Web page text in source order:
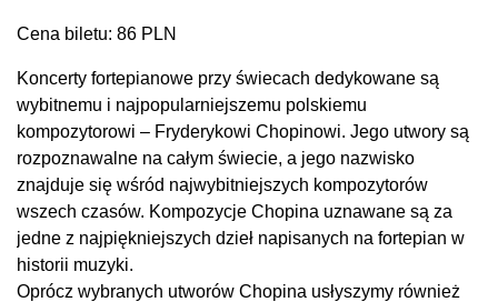
Cena biletu: 86 PLN
Koncerty fortepianowe przy świecach dedykowane są
wybitnemu i najpopularniejszemu polskiemu
kompozytorowi – Fryderykowi Chopinowi. Jego utwory są
rozpoznawalne na całym świecie, a jego nazwisko
znajduje się wśród najwybitniejszych kompozytorów
wszech czasów. Kompozycje Chopina uznawane są za
jedne z najpiękniejszych dzieł napisanych na fortepian w
historii muzyki.
Oprócz wybranych utworów Chopina usłyszymy również